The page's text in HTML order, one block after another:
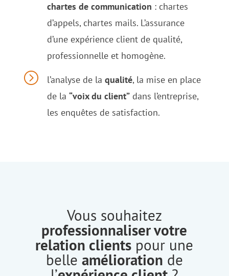
chartes de communication : chartes
d’appels, chartes mails. L’assurance
d’une expérience client de qualité,
professionnelle et homogène.
= l’analyse de la qualité, la mise en place
de la “voix du client”dans l’entreprise,
les enquêtes de satisfaction.
Vous souhaitez
professionnaliser votre
relation clients pour une
belle amélioration de